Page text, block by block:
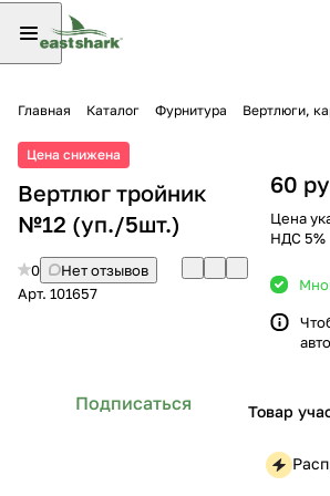
Главная Каталог Фурнитура Вертлюги,
Цена снижена
Вертлюг тройник
№12 (уп./5шт.)
0
Нет отзывов
Арт. 101657
Подписаться
60
Цена
НДС 5%
Товар